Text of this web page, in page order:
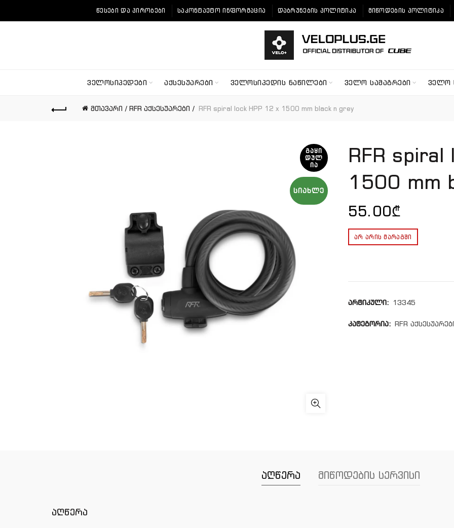
ᲬᲔᲡᲔᲑᲘ ᲓᲐ ᲞᲘᲠᲝᲑᲔᲑᲘ ᲡᲐᲙᲝᲜᲢᲐᲥᲢᲝ ᲘᲜᲤᲝᲠᲛᲐᲪᲘᲐ ᲓᲐᲑᲠᲣᲜᲔᲑᲘᲡ ᲞᲝᲚᲘᲢᲘᲙᲐ ᲛᲘᲬᲝᲓᲔᲑᲘᲡ ᲞᲝᲚᲘᲢᲘᲙᲐ
ᲕᲔᲚᲝᲡᲘᲞᲔᲓᲔᲑᲘ ᲐᲥᲡᲔᲡᲣᲐᲠᲔᲑᲘ ᲕᲔᲚᲝᲡᲘᲞᲔᲓᲘᲡ ᲜᲐᲬᲘᲚᲔᲑᲘ ᲕᲔᲚᲝ ᲡᲐᲛᲐᲒᲠᲔᲑᲘ ᲕᲔᲚᲝ
მთავარი RFR აქსესუარები RFR spiral lock HPP 12 x 1500 mm black n grey
ᲒᲐᲧᲘ
ᲓᲣᲚ
ᲘᲐ
ᲡᲘᲐᲮᲚᲔ
RFR spiral
1500 mm
55.00₾
ᲐᲠ ᲐᲠᲘᲡ ᲛᲐᲠᲐᲒᲨᲘ
არტიკული: 13345
კატეგორია: RFR
აღწერა მიწოდების სერვისი
აღწერა